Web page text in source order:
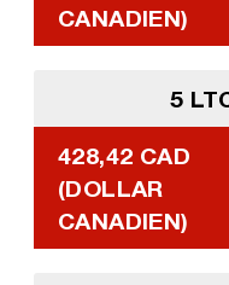
CANADIEN)
5
428,42 CAD
(DOLLAR
CANADIEN)